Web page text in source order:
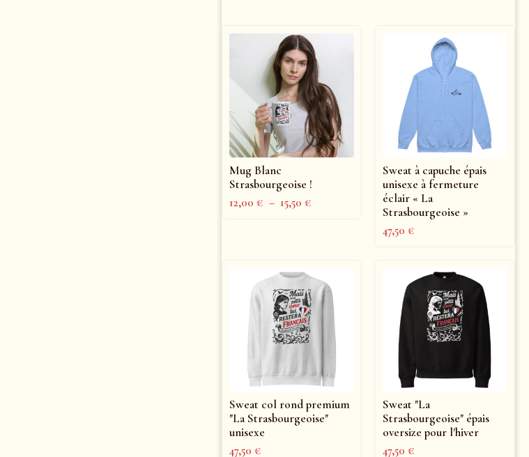
Mug Blanc
Strasbourgeoise !
12,00€ – 15,50€
Sweat à capuche épais
unisexe à fermeture
éclair « La
Strasbourgeoise »
47,50€
Sweat col rond premium
"La Strasbourgeoise"
unisexe
47,50€
Sweat "La
Strasbourgeoise" épais
oversize pour l'hiver
47,50€